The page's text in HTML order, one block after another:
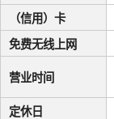
（信用）卡
免费无线上网
营业时间
定休日